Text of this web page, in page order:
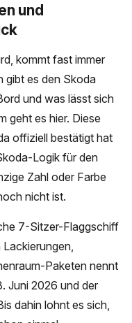
und
kommt fast immer
gibt es den Skoda
und was lässt sich
geht es hier. Diese
offiziell bestätigt hat
Logik für den
Zahl oder Farbe
nicht ist.
7-Sitzer-Flaggschiff
Paketen nennt
Juni 2026 und der
dahin lohnt es sich,